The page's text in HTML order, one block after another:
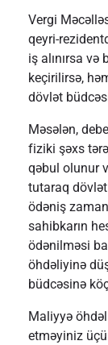
Vergi
qeyri-
iş alınırsa
keçirilirsə,
dövlət
Məsələn,
fiziki şəxs
qəbul olunur
tutaraq
ödəniş
sahibkarın
ödənilməsi
öhdəliyinə
büdcəsinə
Maliyyə
etməyiniz